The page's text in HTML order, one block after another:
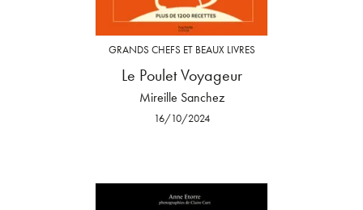
GRANDS CHEFS ET BEAUX LIVRES
Le Poulet Voyageur
Mireille Sanchez
16/10/2024